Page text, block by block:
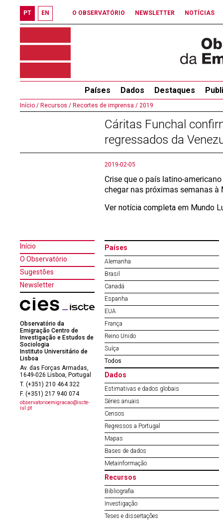
PT EN O OBSERVATÓRIO NEWSLETTER NOTÍCIAS
Países Dados Destaques
Início / Recursos / Recortes de imprensa / 2019
Cáritas Funchal
regressados da
2019-02-05
Crise que o país latino-
chegar nas próximas semanas à
Ver notícia completa em Mundo
Início
O Observatório
Sugestões
Newsletter
Observatório da
Emigração Centro de
Investigação e Estudos de
Sociologia
Instituto Universitário de
Lisboa
Av. das Forças Armadas,
1649-026 Lisboa, Portugal
T. (+351) 210 464 322
F. (+351) 217 940 074
observatorioemigracao@iscte-
iul.pt
Países
Alemanha
Brasil
Canadá
Espanha
EUA
França
Reino Unido
Suíça
Todos
Dados
Estimativas e dados globais
Séries anuais
Censos
Regressos a Portugal
Mapas
Bases de dados
Metainformação
Recursos
Bibliografia
Investigação
Teses e dissertações